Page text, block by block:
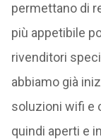
permettano di
più appetibile
rivenditori
abbiamo già
soluzioni wifi e
quindi aperti e